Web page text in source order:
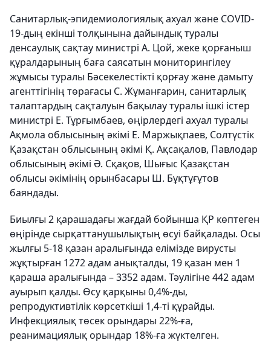
Санитарлық-эпидемиологиялық ахуал және COVID-
19-дың екінші толқынына дайындық туралы
денсаулық сақтау министрі А. Цой, жеке қорғаныш
құралдарының баға саясатын мониторингілеу
жұмысы туралы Бәсекелестікті қорғау және дамыту
агенттігінің төрағасы С. Жұманғарин, санитарлық
талаптардың сақталуын бақылау туралы ішкі істер
министрі Е. Тұрғымбаев, өңірлердегі ахуал туралы
Ақмола облысының әкімі Е. Маржықпаев, Солтүстік
Қазақстан облысының әкімі Қ. Ақсақалов, Павлодар
облысының әкімі Ә. Сқақов, Шығыс Қазақстан
облысы әкімінің орынбасары Ш. Бұқтұғұтов
баяндады.
Биылғы 2 қарашадағы жағдай бойынша ҚР көптеген
өңірінде сырқаттанушылықтың өсуі байқалады. Осы
жылғы 5-18 қазан аралығында елімізде вирусты
жұқтырған 1272 адам анықталды, 19 қазан мен 1
қараша аралығында – 3352 адам. Тәулігіне 442 адам
ауырып қалды. Өсу қарқыны 0,4%-ды,
репродуктивтілік көрсеткіші 1,4-ті құрайды.
Инфекциялық төсек орындары 22%-ға,
реанимациялық орындар 18%-ға жүктелген.